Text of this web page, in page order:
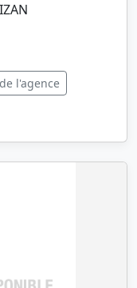
l'agence